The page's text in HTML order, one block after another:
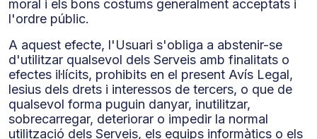
moral i els bons costums generalment acceptats i
l'ordre públic.
A aquest efecte, l'Usuari s'obliga a abstenir-se
d'utilitzar qualsevol dels Serveis amb finalitats o
efectes il·lícits, prohibits en el present Avís Legal,
lesius dels drets i interessos de tercers, o que de
qualsevol forma puguin danyar, inutilitzar,
sobrecarregar, deteriorar o impedir la normal
utilització dels Serveis, els equips informàtics o els